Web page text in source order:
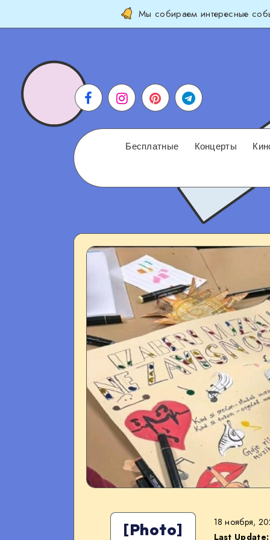
Мы собираем интересные
Бесплатные Концерты
[Photo]
18 ноября,
Last Update: